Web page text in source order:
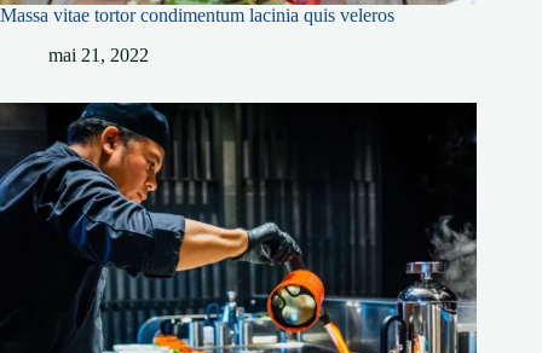
Massa vitae tortor condimentum lacinia quis veleros
mai 21, 2022